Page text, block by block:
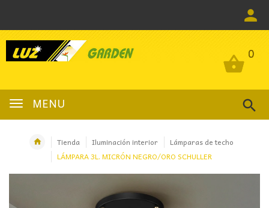
0
MENU
0
Tienda Iluminación interior
Lámparas de techo
LÁMPARA 3L. MICRÓN NEGRO/ORO SCHULLER